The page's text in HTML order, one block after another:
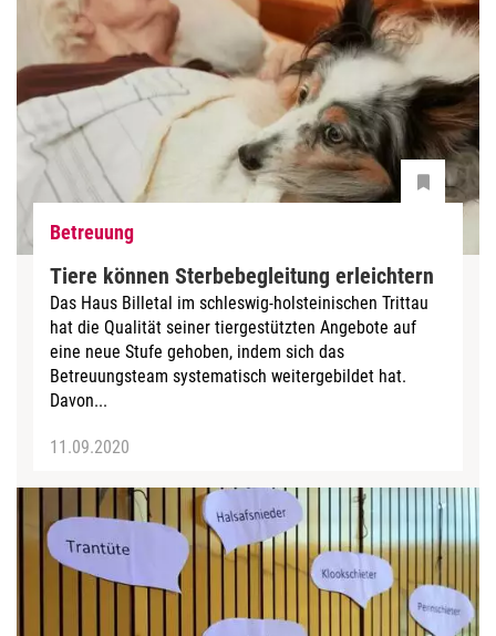
Betreuung
Tiere können Sterbebegleitung erleichtern
Das Haus Billetal im schleswig-holsteinischen Trittau
hat die Qualität seiner tiergestützten Angebote auf
eine neue Stufe gehoben, indem sich das
Betreuungsteam systematisch weitergebildet hat.
Davon...
11.09.2020